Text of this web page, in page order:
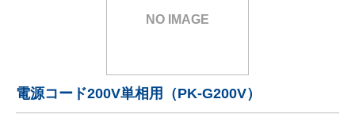
NO IMAGE
電源コード200V単相用（PK-G200V）